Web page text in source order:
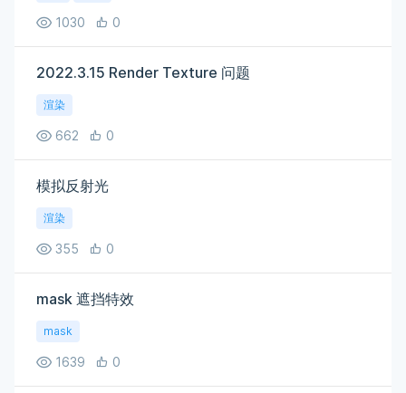
1030 0
2022.3.15 Render Texture 问题
渲染
662 0
模拟反射光
渲染
355 0
mask 遮挡特效
mask
1639 0